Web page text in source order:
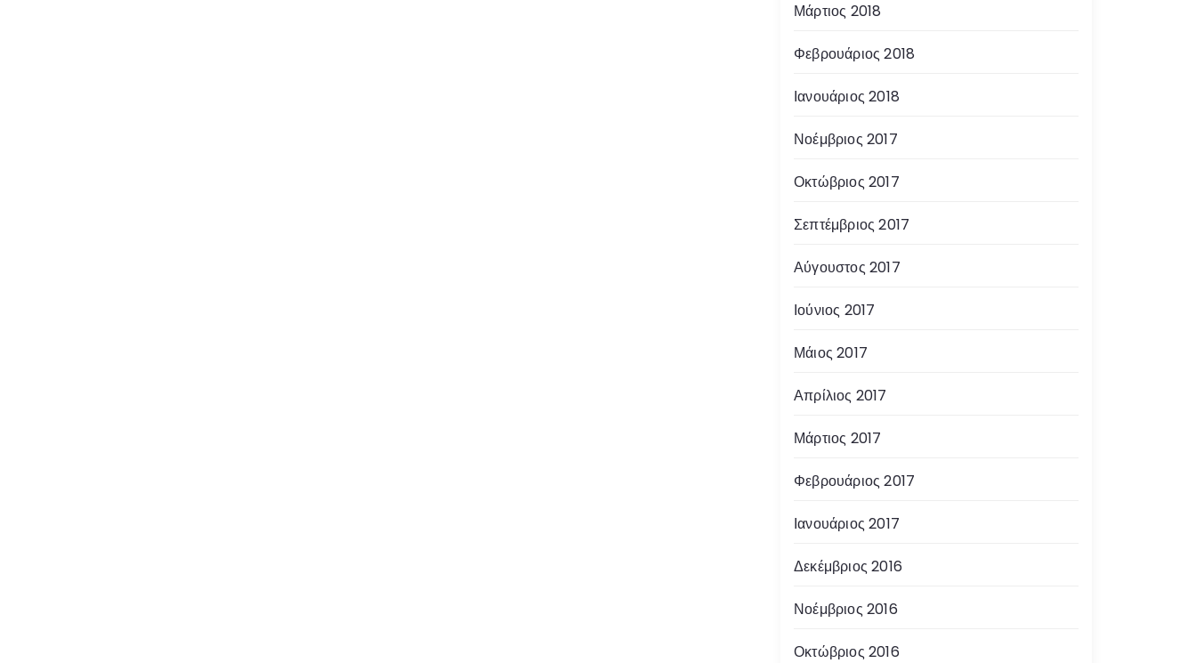
Μάρτιος 2018
Φεβρουάριος 2018
Ιανουάριος 2018
Νοέμβριος 2017
Οκτώβριος 2017
Σεπτέμβριος 2017
Αύγουστος 2017
Ιούνιος 2017
Μάιος 2017
Απρίλιος 2017
Μάρτιος 2017
Φεβρουάριος 2017
Ιανουάριος 2017
Δεκέμβριος 2016
Νοέμβριος 2016
Οκτώβριος 2016